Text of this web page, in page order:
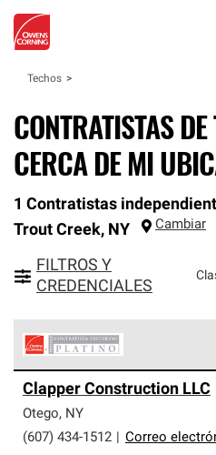
Techos
CONTRATISTAS
CERCA DE MI
1 Contratistas
Trout Creek, NY Cambiar
FILTROS Y
CREDENCIALES
Corning constituyen el nivel
exclusiva y cumplen con
profesionalismo,
Solo ellos pueden ofrecer
Clapper Construction LLC
Otego, NY
(607) 434-1512
Correo